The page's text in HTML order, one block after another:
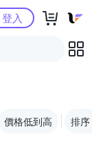
登入
價格低到高 排序